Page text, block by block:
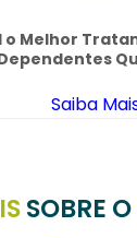
o Melhor
Saiba
SOBRE O